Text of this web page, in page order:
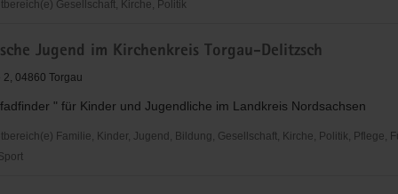
Gesellschaft, Kirche, Politik
Jugend im Kirchenkreis Torgau-Delitzsch
04860 Torgau
" für Kinder und Jugendliche im Landkreis Nordsachsen
Familie, Kinder, Jugend, Bildung, Gesellschaft, Kirche, Politik, Pflege,